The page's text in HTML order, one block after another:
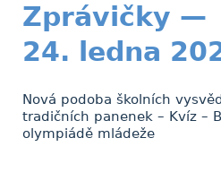
Zprávičky —
24. ledna
Nová podoba školních
tradičních panenek – Kvíz –
olympiádě mládeže